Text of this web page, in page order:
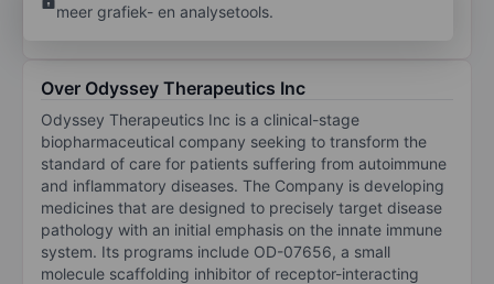
meer grafiek- en analysetools.
Over Odyssey Therapeutics Inc
Odyssey Therapeutics Inc is a clinical-stage
biopharmaceutical company seeking to transform the
standard of care for patients suffering from autoimmune
and inflammatory diseases. The Company is developing
medicines that are designed to precisely target disease
pathology with an initial emphasis on the innate immune
system. Its programs include OD-07656, a small
molecule scaffolding inhibitor of receptor-interacting